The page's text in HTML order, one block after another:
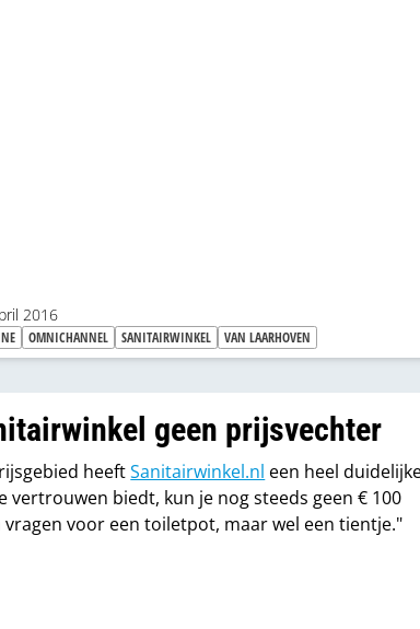
2016
OMNICHANNEL SANITAIRWINKEL VAN LAARHOVEN
geen prijsvechter
heeftSanitairwinkel.nl een heel
vertrouwen biedt, kun je nog steeds geen € 100
vragen voor een toiletpot, maar wel een tientje."